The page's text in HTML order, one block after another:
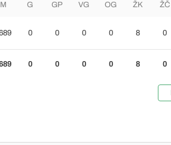
M G GP VG OG ŽK ŽČ
0 0 0 0 8 0
0 0 0 0 8 0